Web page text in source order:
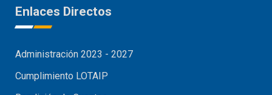
Enlaces Directos
Administración 2023 - 2027
Cumplimiento LOTAIP